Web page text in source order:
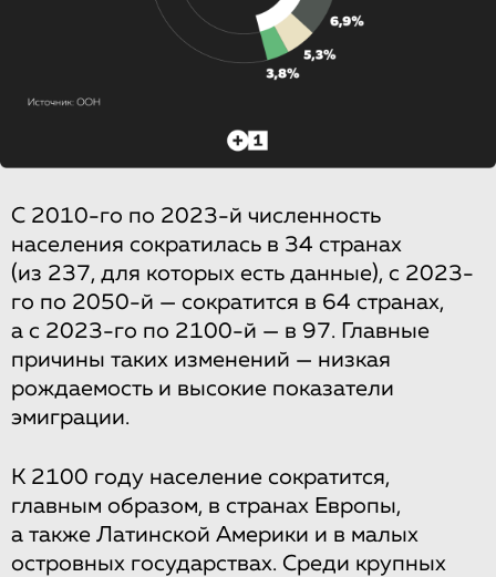
С 2010-го по 2023-й численность
населения сократилась в 34 странах
(из 237, для которых есть данные), с 2023-
го по 2050-й — сократится в 64 странах,
а с 2023-го по 2100-й — в 97. Главные
причины таких изменений — низкая
рождаемость и высокие показатели
эмиграции.
К 2100 году население сократится,
главным образом, в странах Европы,
а также Латинской Америки и в малых
островных государствах. Среди крупных